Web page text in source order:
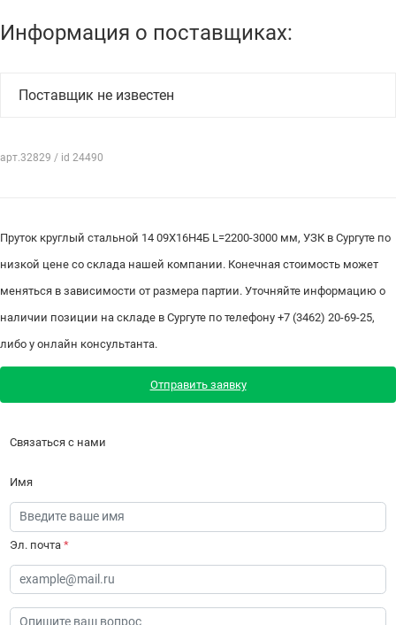
Информация о поставщиках:
Поставщик не известен
арт.32829 / id 24490
Пруток круглый стальной 14 09Х16Н4Б L=2200-3000 мм, УЗК в Сургуте по
низкой цене со склада нашей компании. Конечная стоимость может
меняться в зависимости от размера партии. Уточняйте информацию о
наличии позиции на складе в Сургуте по телефону +7 (3462) 20-69-25,
либо у онлайн консультанта.
Отправить заявку
Связаться с нами
Имя
Эл. почта *